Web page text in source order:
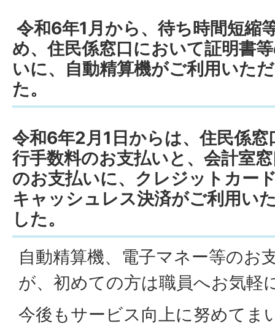
令和6年1月から、待ち時間短縮
め、住民係窓口において証明書
いに、自動精算機がご利用いた
た。
令和6年2月1日からは、住民係
行手数料のお支払いと、会計室
のお支払いに、クレジットカー
キャッシュレス決済がご利用い
した。
自動精算機、電子マネー等のお
が、初めての方は職員へお気軽
今後もサービス向上に努めてま